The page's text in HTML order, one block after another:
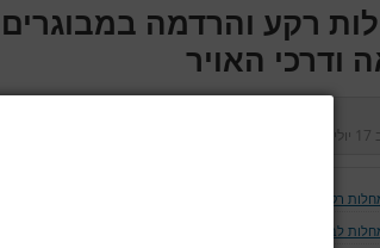
רקע והרדמה
ודרכי האויר
17 יולי 2013
רקע והרדמה במבוגרים
לב וכלי דם